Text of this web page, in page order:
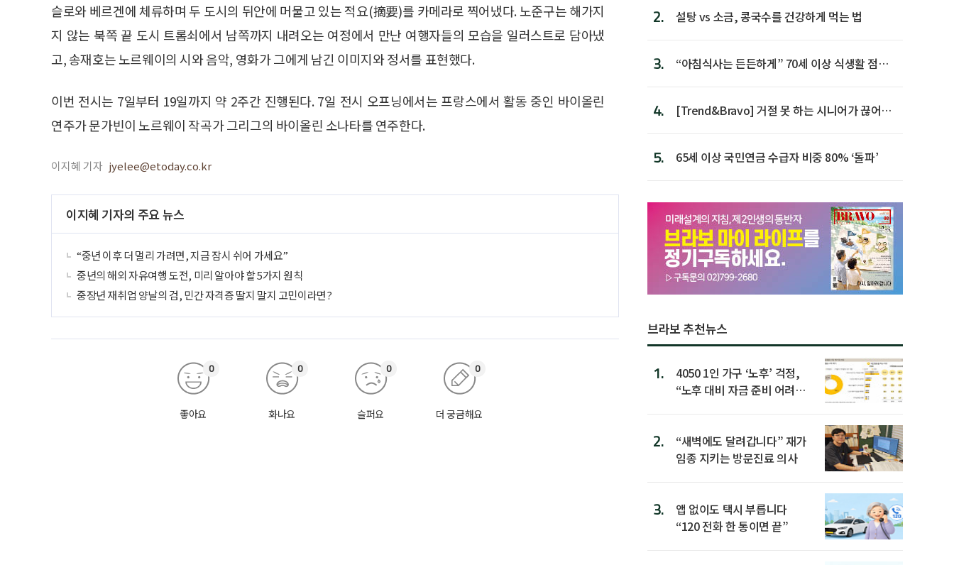
슬로와 베르겐에 체류하며 두 도시의 뒤안에 머물고 있는 적요(摘要)를 카메라로 찍어냈다. 노준구는 해가지
지 않는 북쪽 끝 도시 트롬쇠에서 남쪽까지 내려오는 여정에서 만난 여행자들의 모습을 일러스트로 담아냈
고, 송재호는 노르웨이의 시와 음악, 영화가 그에게 남긴 이미지와 정서를 표현했다.
이번 전시는 7일부터 19일까지 약 2주간 진행된다. 7일 전시 오프닝에서는 프랑스에서 활동 중인 바이올린
연주가 문가빈이 노르웨이 작곡가 그리그의 바이올린 소나타를 연주한다.
이지혜 기자 jyelee@etoday.co.kr
이지혜 기자의 주요 뉴스
“중년 이후 더 멀리 가려면, 지금 잠시 쉬어 가세요”
중년의 해외 자유여행 도전, 미리 알아야 할 5가지 원칙
중장년 재취업 양날의 검, 민간 자격증 딸지 말지 고민이라면?
좋아요
0
화나요
0
슬퍼요
0
더 궁금해요
0
2. 설탕 vs 소금, 콩국수를 건강하게 먹는 법
3.
“아침식사는 든든하게” 70세 이상 식생활 점수
4.
[Trend&Bravo] 거절 못 하는 시니어가 끊어야
5. 65세 이상 국민연금 수급자 비중 80% ‘돌파’
브라보 추천뉴스
1.
4050 1인 가구 ‘노후’ 걱정,
“노후 대비 자금 준비 어려
2.
“새벽에도 달려갑니다” 재가
임종 지키는 방문진료 의사
3.
앱 없이도 택시 부릅니다
“120 전화 한 통이면 끝”